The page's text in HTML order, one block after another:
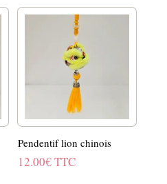
Pendentif lion chinois
12.00€TTC